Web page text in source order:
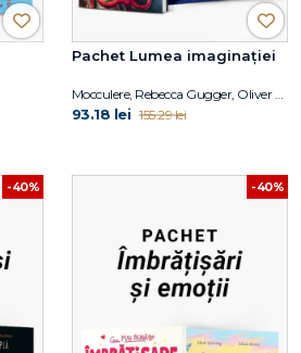
Pachet Lumea imaginației
93.18 lei 155.29 lei
-40% -40%